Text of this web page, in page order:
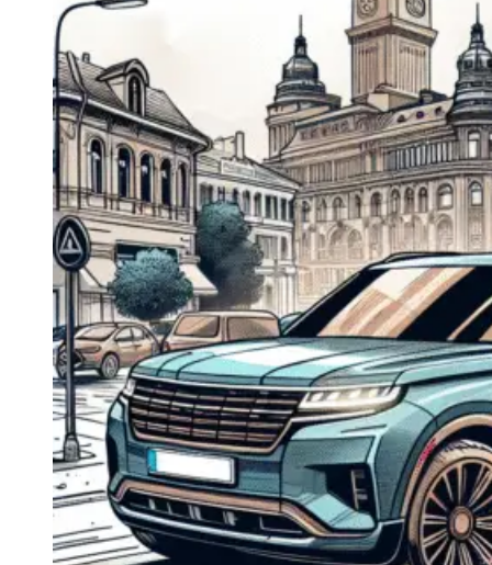
Navigatie Bmw X1 E84
Navigatie BMW X3
Navigatie BMW X3 E83
Navigatie BMW X3 f25
Dacia Logan
Navigație Dacia Logan 1 (2004–2012)
Navigație Dacia Logan 2 (2012–2020)
Navigație Dacia Logan 3 (2020–Prezent)
Dacia Duster
Navigatie Duster 2011
Navigatie Duster 2019
Audi
Navigatie Audi A3 8p
Navigatie Audi A4
Navigatie Audi A4 B6
Navigatie Audi A4 B7
Navigatie Audi A4 B8
Navigatie Audi A5
Navigatie Audi A6 C5
Navigatie Audi A6 C6
Navigatie Audi A6 C7
Navigatie Audi Q5
Ford
Navigație Ford Fiesta
Navigație Ford Focus 1
Navigație Ford Focus 2
Navigație Ford Focus MK3